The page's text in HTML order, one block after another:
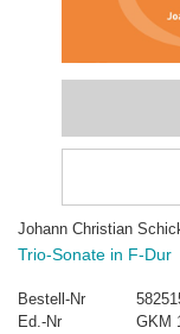
Johann Christian
Trio-Sonate in F-Dur
Bestell-Nr
Ed.-Nr
GKM